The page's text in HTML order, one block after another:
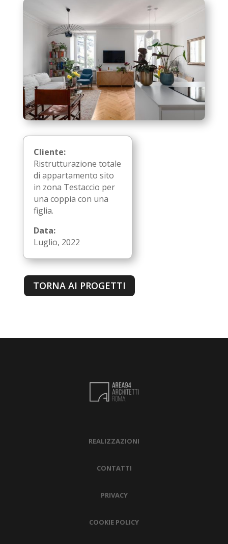
Cliente:
Ristrutturazione totale
di appartamento sito
in zona Testaccio per
una coppia con una
figlia.
Data:
Luglio, 2022
TORNA AI PROGETTI
REALIZZAZIONI
CONTATTI
PRIVACY
COOKIE POLICY